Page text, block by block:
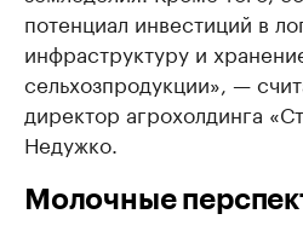
потенциал инвестиций в
инфраструктуру и
сельхозпродукции», —
директор агрохолдинга
Недужко.
Молочные